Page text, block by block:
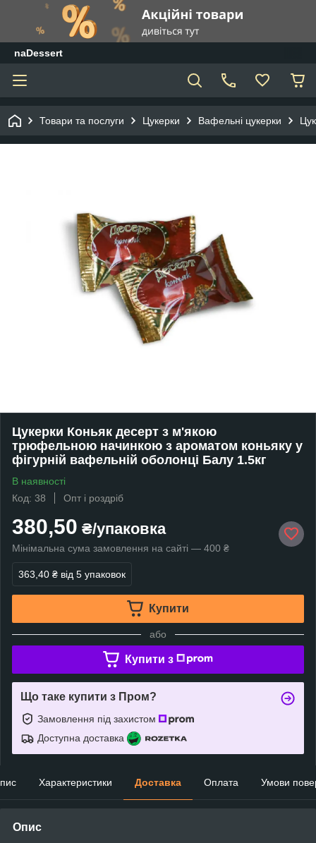
naDessert
Товари та послуги Цукерки Вафельні цукерки
Цукерки Коньяк десерт з м'якою
трюфельною начинкою з ароматом коньяку у
фігурній вафельній оболонці Балу 1.5кг
В наявності
Код: 38
Опт і роздріб
380,50 ₴/упаковка
Мінімальна сума замовлення на сайті — 400 ₴
363,40 ₴ від 5 упаковок
Купити
або
Купити з
Що таке купити з Пром?
Замовлення під захистом
Доступна доставка
Характеристики Доставка Оплата Умови
Опис